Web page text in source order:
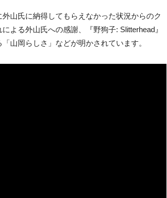
山氏に納得してもらえなかった状況からのク
よる外山氏への感謝、『野狗子: Slitterhead』
山岡らしさ」などが明かされています。